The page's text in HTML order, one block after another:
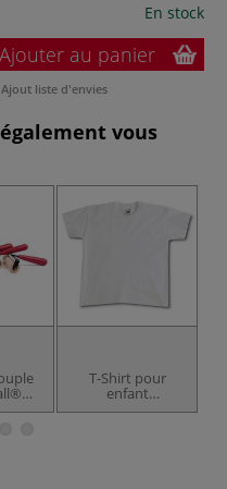
En stock
Ajouter au panier
Ajout liste d'envies
vous
T-Shirt pour
enfant
Valueweight T